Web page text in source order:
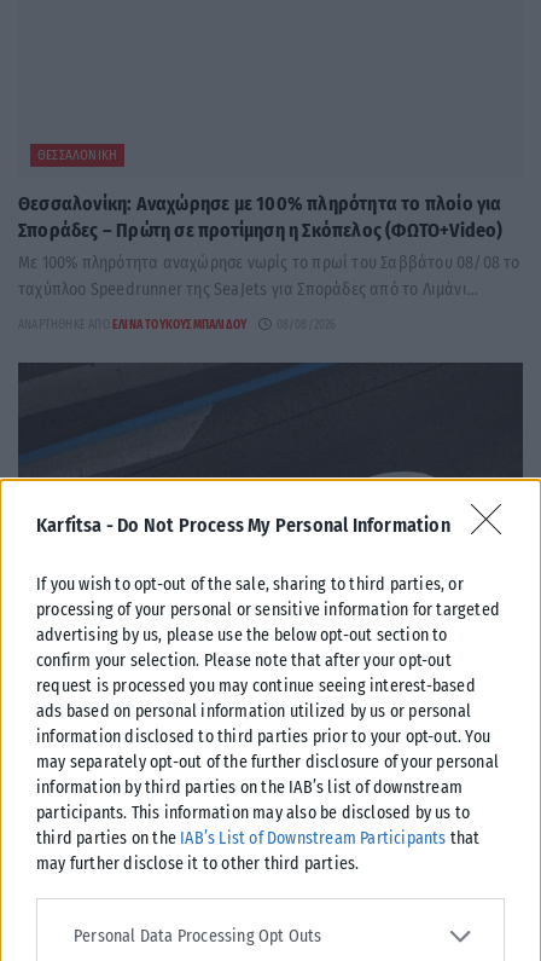
Karfitsa - Do Not Process My Personal Information
If you wish to opt-out of the sale, sharing to third parties, or
processing of your personal or sensitive information for targeted
advertising by us, please use the below opt-out section to
confirm your selection. Please note that after your opt-out
request is processed you may continue seeing interest-based
ads based on personal information utilized by us or personal
information disclosed to third parties prior to your opt-out. You
may separately opt-out of the further disclosure of your personal
information by third parties on the IAB’s list of downstream
participants. This information may also be disclosed by us to
third parties on the IAB’s List of Downstream Participants that
may further disclose it to other third parties.
Please note that this website/app uses one or more Google
services and may gather and store information including but not
Personal Data Processing Opt Outs
ΘΕΣΣΑΛΟΝΊΚΗ
Θεσσαλονίκη: Αναχώρησε με 100% πληρότητα το πλοίο για
Σποράδες – Πρώτη σε προτίμηση η Σκόπελος (ΦΩΤΟ+Video)
Με 100% πληρότητα αναχώρησε νωρίς το πρωί του Σαββάτου 08/08 το
ταχύπλοο Speedrunner της SeaJets για Σποράδες από το Λιμάνι...
ΑΝΑΡΤΉΘΗΚΕ ΑΠΌ ΕΛΊΝΑ ΤΟΥΚΟΥΣΜΠΑΛΊΔΟΥ
ΕΛΛΆΔΑ
Κατήγγειλε πως τον καταδίωξαν και του εμβόλισαν το ΙΧ στο
κέντρο της Θεσσαλονίκης-
Για τροχαίο ατύχημα κλήθηκαν αστυνομικοί το μεσημέρι της
Παρασκευής στο κέντρο της Θεσσαλονίκης και συγκεκριμένα επί της
οδού Αγίου Δημητρίου,...
ΑΝΑΡΤΉΘΗΚΕ ΑΠΌΓΙΏΡΓΟΣ ΜΥΛΩΝΆΣ 07/08/2026